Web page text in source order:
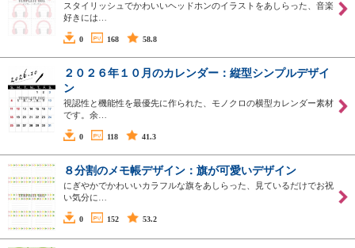
スタイリッシュでかわいいヘッドホンのイラストをあしらった、音楽
好きには…
0 168 58.8
２０２６年１０月のカレンダー：縦型シンプルデザイ
ン
視認性と機能性を最優先に作られた、モノクロの横型カレンダー素材
です。余…
0 118 41.3
８分割のメモ帳デザイン：旗が可愛いデザイン
にぎやかでかわいいカラフルな旗をあしらった、見ているだけでお祝
い気分に…
0 152 53.2